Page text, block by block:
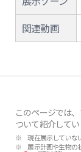
関連動画
このページでは
ついて紹介してい
※ 現在展示していない
※ 展示計画や生物の状